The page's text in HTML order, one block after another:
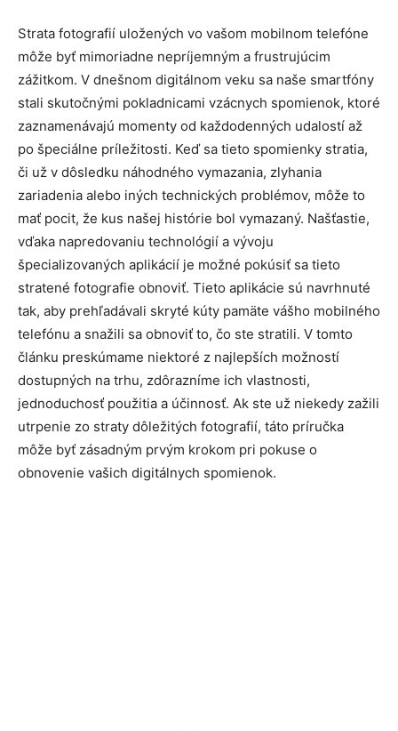
Strata fotografií uložených vo vašom mobilnom telefóne
môže byť mimoriadne nepríjemným a frustrujúcim
zážitkom. V dnešnom digitálnom veku sa naše smartfóny
stali skutočnými pokladnicami vzácnych spomienok, ktoré
zaznamenávajú momenty od každodenných udalostí až
po špeciálne príležitosti. Keď sa tieto spomienky stratia,
či už v dôsledku náhodného vymazania, zlyhania
zariadenia alebo iných technických problémov, môže to
mať pocit, že kus našej histórie bol vymazaný. Našťastie,
vďaka napredovaniu technológií a vývoju
špecializovaných aplikácií je možné pokúsiť sa tieto
stratené fotografie obnoviť. Tieto aplikácie sú navrhnuté
tak, aby prehľadávali skryté kúty pamäte vášho mobilného
telefónu a snažili sa obnoviť to, čo ste stratili. V tomto
článku preskúmame niektoré z najlepších možností
dostupných na trhu, zdôrazníme ich vlastnosti,
jednoduchosť použitia a účinnosť. Ak ste už niekedy zažili
utrpenie zo straty dôležitých fotografií, táto príručka
môže byť zásadným prvým krokom pri pokuse o
obnovenie vašich digitálnych spomienok.